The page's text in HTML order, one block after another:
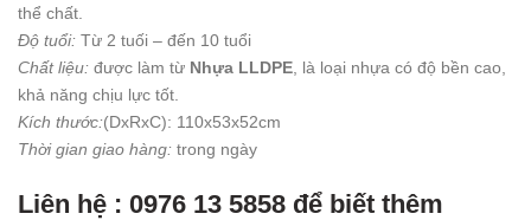
thể chất.
Độ tuổi: Từ 2 tuối – đến 10 tuổi
Chất liệu: được làm từ Nhựa LLDPE , là loại nhựa có độ bền cao,
khả năng chịu lực tốt.
Kích thước:(DxRxC): 110x53x52cm
Thời gian giao hàng: trong ngày
Liên hệ : 0976 13 5858 để biết thêm